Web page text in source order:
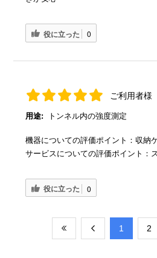
役に立った 0
ご利用者様
用途: トンネル内の強度測定
機器についての評価ポイント：収納
サービスについての評価ポイント：
役に立った 0
​1 ​2